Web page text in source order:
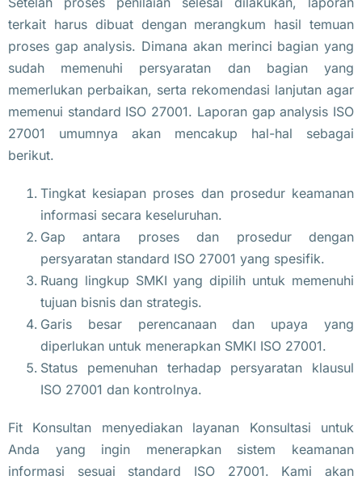
terkait harus dibuat dengan merangkum hasil temuan
proses gap analysis. Dimana akan merinci bagian yang
sudah memenuhi persyaratan dan bagian yang
memerlukan perbaikan, serta rekomendasi lanjutan agar
memenui standard ISO 27001. Laporan gap analysis ISO
27001 umumnya akan mencakup hal-hal sebagai
berikut.
Tingkat kesiapan proses dan prosedur keamanan
informasi secara keseluruhan.
Gap antara proses dan prosedur dengan
persyaratan standard ISO 27001 yang spesifik.
Ruang lingkup SMKI yang dipilih untuk memenuhi
tujuan bisnis dan strategis.
Garis besar perencanaan dan upaya yang
diperlukan untuk menerapkan SMKI ISO 27001.
Status pemenuhan terhadap persyaratan klausul
ISO 27001 dan kontrolnya.
Fit Konsultan menyediakan layanan Konsultasi untuk
Anda yang ingin menerapkan sistem keamanan
informasi sesuai standard ISO 27001. Kami akan